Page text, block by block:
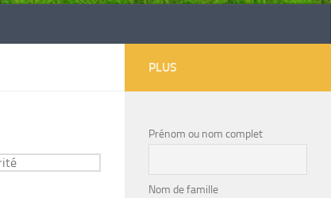
PLUS
Prénom ou nom complet
Nom de famille